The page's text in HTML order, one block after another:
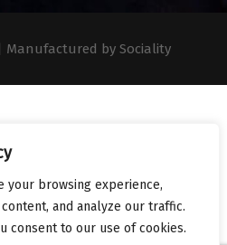
your browsing experience,
and analyze our traffic.
consent to our use of cookies.
Manufactured by Sociality